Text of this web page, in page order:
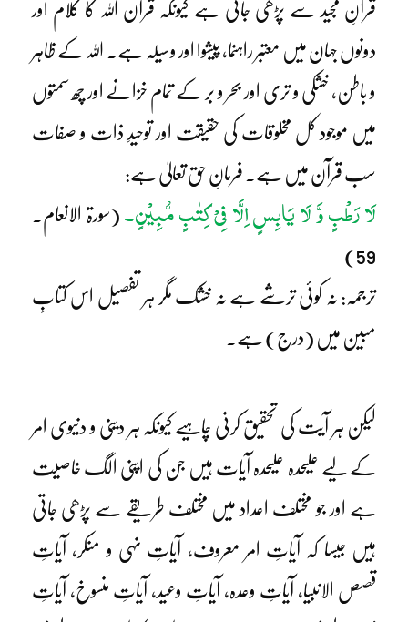
قرآنِ مجید سے پڑھی جاتی ہے کیونکہ قرآن اللہ کا کلام اور
دونوں جہان میں معتبر راہنما، پیشوا اور وسیلہ ہے۔ اللہ کے ظاہر
و باطن، خشکی و تری اور بحر و بر کے تمام خزانے اور چھ سمتوں
میں موجود کل مخلوقات کی حقیقت اور توحیدِ ذات و صفات
سب قرآن میں ہے۔ فرمانِ حق تعالیٰ ہے:
لَا رَطْبٍ وَّ لَا یَابِسٍ اِلَّا فِیْ کِتٰبٍ مُّبِیْنٍ۔ (سورۃ الانعام۔
59)
ترجمہ: نہ کوئی ترشے ہے نہ خشک مگر ہر تفصیل اس کتابِ
مبین میں (درج) ہے۔
لیکن ہر آیت کی تحقیق کرنی چاہیے کیونکہ ہر دینی و دنیوی امر
کے لیے علیحدہ علیحدہ آیات ہیں جن کی اپنی الگ خاصیت
ہے اور جو مختلف اعداد میں مختلف طریقے سے پڑھی جاتی
ہیں جیسا کہ آیاتِ امر معروف، آیاتِ نہی و منکر، آیاتِ
قصص الانبیا، آیاتِ وعدہ، آیاتِ وعید، آیاتِ منسوخ، آیاتِ